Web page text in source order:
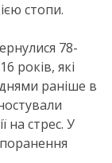
стопи.
78-
років, які
раніше в
на стрес. У